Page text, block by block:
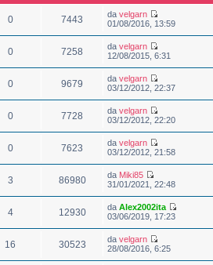
0 7443 davelgarn
01/08/2016, 13:59
0 7258 davelgarn
12/08/2015, 6:31
0 9679 davelgarn
03/12/2012, 22:37
0 7728 davelgarn
03/12/2012, 22:20
0 7623 davelgarn
03/12/2012, 21:58
3 86980 da Miki85
31/01/2021, 22:48
4 12930 daAlex2002ita
03/06/2019, 17:23
16 30523 davelgarn
28/08/2016, 6:25